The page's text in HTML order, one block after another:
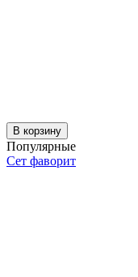
В корзину
Популярные
Сет фаворит